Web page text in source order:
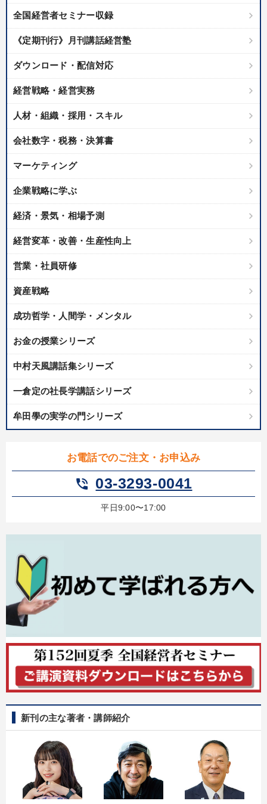
組織と人を動かすマネジメント力を磨く
【最新刊】時代を超える経営150の言葉＋社長のスピーチ・話材
集２タイトル
業種
製造業 卸売・小売・飲食業
IT・サービス・金融業
キーワード
会社を守る 銀行交渉 マネジメント
インフレ対策・値上げ
※「更新」を押すと「テーマ」「キーワード」を更新いただけます。
ondemand_video 経営音声・動画を探す refresh 更新する
しいただけます
カテゴリー
148回夏季大会
タル版（音声／動画ストリーミング・ダウンロード）
経営戦略・経営実務 【2月】音声・映像
2026年夏季全国経営者セミナー収録講演ＣＤ・講演ＤＶＤ・デジ
タル版（音声／動画ストリーミング・ダウンロード）
音声と動画で学ぶ
2025年春季全国経営者セミナー収録講演ＣＤ・講演ＤＶＤ・デジ
タル版（音声／動画ストリーミング・ダウンロード）
最新技術・トレンド
目的別
財務・数字力の向上 新事業・新商品づくり
財務・数字力の向上 経営を改善したい
社員研修を行いたい 後継者に聞かせたい
キーワード
全国経営者セミナー収録
《定期刊行》月刊講話経営塾
ダウンロード・配信対応
経営戦略・経営実務
人材・組織・採用・スキル
会社数字・税務・決算書
マーケティング
企業戦略に学ぶ
経済・景気・相場予測
経営変革・改善・生産性向上
営業・社員研修
資産戦略
成功哲学・人間学・メンタル
お金の授業シリーズ
中村天風講話集シリーズ
一倉定の社長学講話シリーズ
牟田學の実学の門シリーズ
お電話でのご注文・お申込み
phone_in_talk 03-3293-0041
平日9:00〜17:00
新刊の主な著者・講師紹介